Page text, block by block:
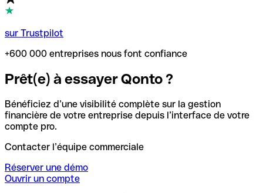
sur Trustpilot
+600 000 entreprises nous font confiance
Prêt(e) à essayer Qonto ?
Bénéficiez d’une visibilité complète sur la gestion
financière de votre entreprise depuis l’interface de votre
compte pro.
Contacter l’équipe commerciale
Réserver une démo
Ouvrir un compte